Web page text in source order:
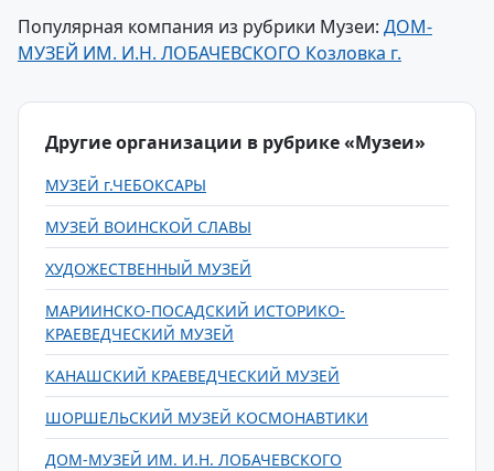
Популярная компания из рубрики Музеи: ДОМ-
МУЗЕЙ ИМ. И.Н. ЛОБАЧЕВСКОГО Козловка г.
Другие организации в рубрике «Музеи»
МУЗЕЙ г.ЧЕБОКСАРЫ
МУЗЕЙ ВОИНСКОЙ СЛАВЫ
ХУДОЖЕСТВЕННЫЙ МУЗЕЙ
МАРИИНСКО-ПОСАДСКИЙ ИСТОРИКО-
КРАЕВЕДЧЕСКИЙ МУЗЕЙ
КАНАШСКИЙ КРАЕВЕДЧЕСКИЙ МУЗЕЙ
ШОРШЕЛЬСКИЙ МУЗЕЙ КОСМОНАВТИКИ
ДОМ-МУЗЕЙ ИМ. И.Н. ЛОБАЧЕВСКОГО